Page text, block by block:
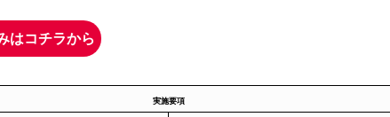
はコチラから
実施要項